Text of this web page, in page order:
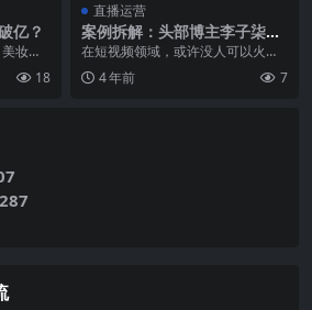
亿？
妆消
激烈
18
直播运营
案例拆解：头部博主李子柒的
短视频运营方法论
在短视频领域，或许没人可以火得
过李子柒。 不仅在国内一度成为无
数人模仿的对象，就...
4 年前 7